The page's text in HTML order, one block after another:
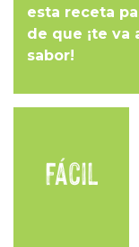
esta receta
de que ¡te va
sabor!
Fácil